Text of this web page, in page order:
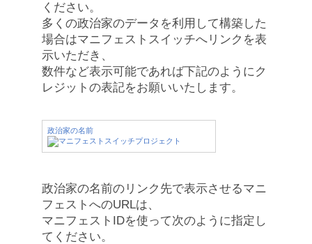
ください。
多くの政治家のデータを利用して構築した
場合はマニフェストスイッチへリンクを表
示いただき、
数件など表示可能であれば下記のようにク
レジットの表記をお願いいたします。
政治家の名前
政治家の名前のリンク先で表示させるマニ
フェストへのURLは、
マニフェストIDを使って次のように指定し
てください。